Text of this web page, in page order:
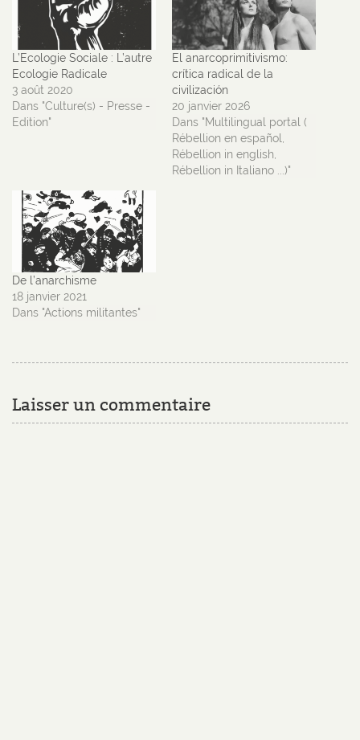
L’Ecologie Sociale : L’autre
Ecologie Radicale
3 août 2020
Dans "Culture(s) - Presse -
Edition"
El anarcoprimitivismo:
crítica radical de la
civilización
20 janvier 2026
Dans "Multilingual portal (
Rébellion en español,
Rébellion in english,
Rébellion in Italiano ...)"
De l’anarchisme
18 janvier 2021
Dans "Actions militantes"
Laisser un commentaire